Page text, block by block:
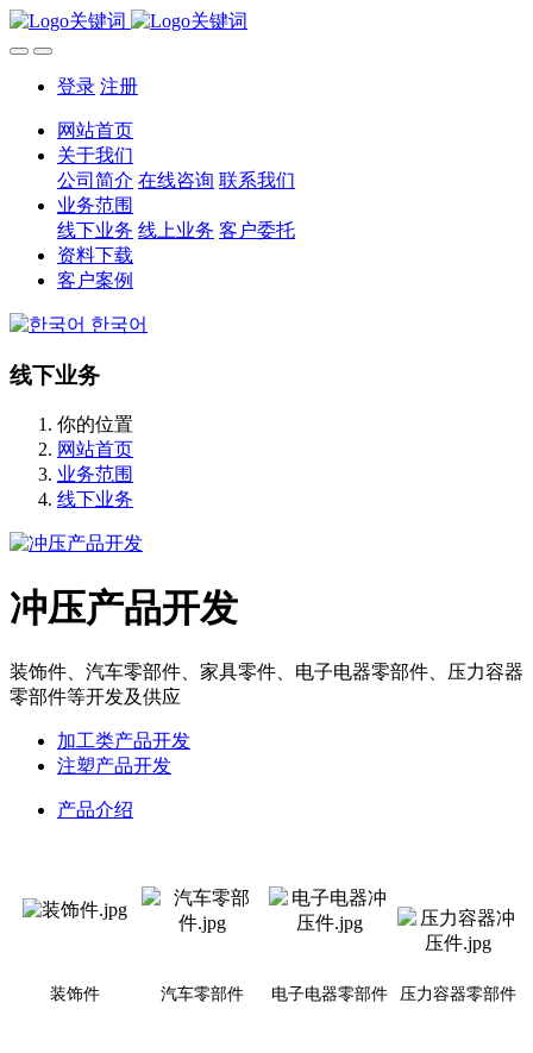
登录 注册
网站首页
关于我们
公司简介 在线咨询 联系我们
业务范围
线下业务 线上业务 客户委托
资料下载
客户案例
한국어
线下业务
你的位置
网站首页
业务范围
线下业务
冲压产品开发
装饰件、汽车零部件、家具零件、电子电器零部件、压力容器
零部件等开发及供应
加工类产品开发
注塑产品开发
产品介绍
装饰件 汽车零部件 电子电器零部件 压力容器零部件